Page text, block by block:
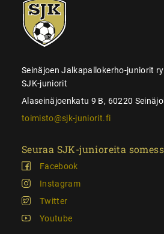
SJK-
juniorit
Seinäjoen Jalkapallokerho-juniorit
SJK-juniorit
Alaseinäjoenkatu 9 B, 60220
toimisto@sjk-juniorit.fi
Seuraa SJK-junioreita
Facebook
Instagram
Twitter
Youtube